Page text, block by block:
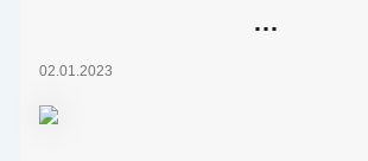
…
02.01.2023